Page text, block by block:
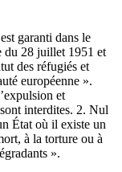
garanti dans le
du 28 juillet 1951 et
des réfugiés et
européenne ».
et
interdites. 2. Nul
État où il existe un
à la torture ou à
».